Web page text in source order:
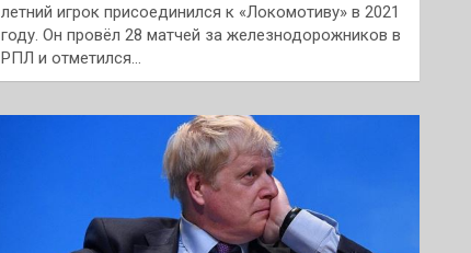
летний игрок присоединился к «Локомотиву» в 2021
году. Он провёл 28 матчей за железнодорожников в
РПЛ и отметился…